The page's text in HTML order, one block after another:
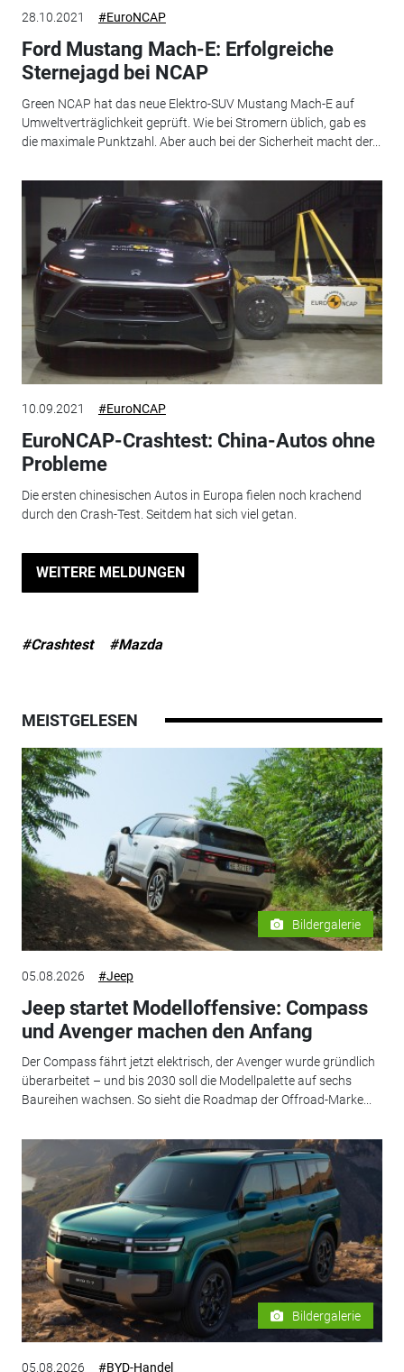
28.10.2021 #EuroNCAP
Ford Mustang Mach-E: Erfolgreiche
Sternejagd bei NCAP
Green NCAP hat das neue Elektro-SUV Mustang Mach-E auf
Umweltverträglichkeit geprüft. Wie bei Stromern üblich, gab es
die maximale Punktzahl. Aber auch bei der Sicherheit macht der...
10.09.2021 #EuroNCAP
EuroNCAP-Crashtest: China-Autos ohne
Probleme
Die ersten chinesischen Autos in Europa fielen noch krachend
durch den Crash-Test. Seitdem hat sich viel getan.
WEITERE MELDUNGEN
#Crashtest #Mazda
MEISTGELESEN
Bildergalerie
05.08.2026 #Jeep
Jeep startet Modelloffensive: Compass
und Avenger machen den Anfang
Der Compass fährt jetzt elektrisch, der Avenger wurde gründlich
überarbeitet – und bis 2030 soll die Modellpalette auf sechs
Baureihen wachsen. So sieht die Roadmap der Offroad-Marke...
Bildergalerie
05.08.2026 #BYD-Handel